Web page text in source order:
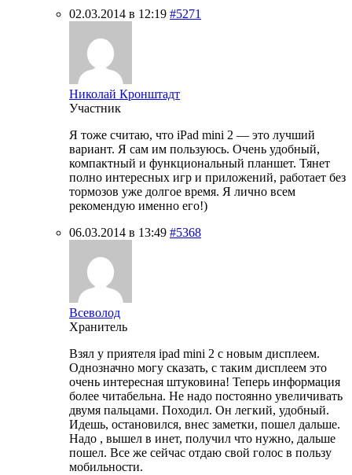
02.03.2014 в 12:19 #5271
Николай Кронштадт
Участник
Я тоже считаю, что iPad mini 2 — это лучший
вариант. Я сам им пользуюсь. Очень удобный,
компактный и функциональный планшет. Тянет
полно интересных игр и приложений, работает без
тормозов уже долгое время. Я лично всем
рекомендую именно его!)
06.03.2014 в 13:49 #5368
Всеволод
Хранитель
Взял у приятеля ipad mini 2 с новым дисплеем.
Однозначно могу сказать, с таким дисплеем это
очень интересная штуковина! Теперь информация
более читабельна. Не надо постоянно увеличивать
двумя пальцами. Походил. Он легкий, удобный.
Идешь, остановился, внес заметки, пошел дальше.
Надо , вышел в инет, получил что нужно, дальше
пошел. Все же сейчас отдаю свой голос в пользу
мобильности.